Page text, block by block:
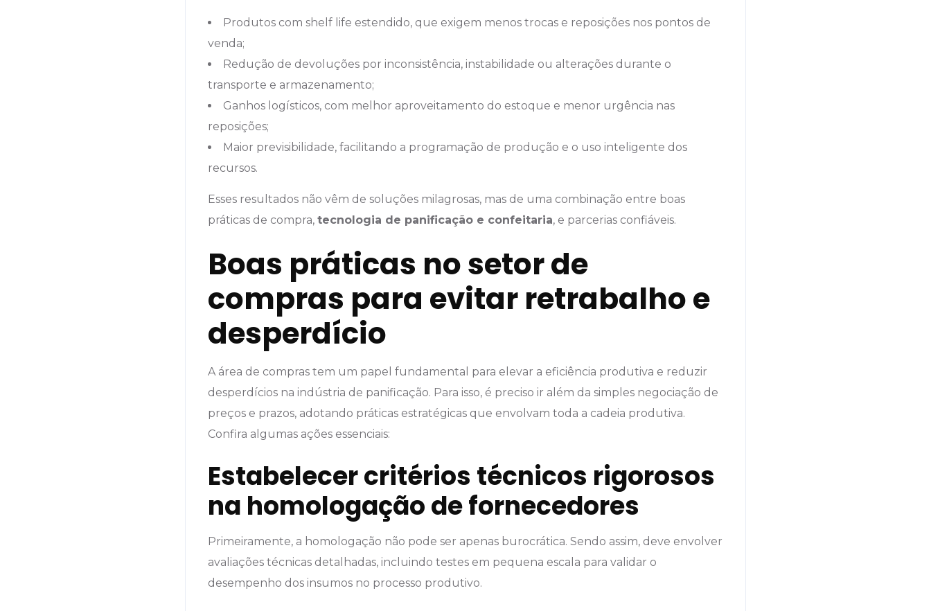
Produtos com shelf life estendido, que exigem menos trocas e reposições nos pontos de
venda;
Redução de devoluções por inconsistência, instabilidade ou alterações durante o
transporte e armazenamento;
Ganhos logísticos, com melhor aproveitamento do estoque e menor urgência nas
reposições;
Maior previsibilidade, facilitando a programação de produção e o uso inteligente dos
recursos.
Esses resultados não vêm de soluções milagrosas, mas de uma combinação entre boas
práticas de compra, tecnologia de panificação e confeitaria, e parcerias confiáveis.
Boas práticas no setor de
compras para evitar retrabalho e
desperdício
A área de compras tem um papel fundamental para elevar a eficiência produtiva e reduzir
desperdícios na indústria de panificação. Para isso, é preciso ir além da simples negociação de
preços e prazos, adotando práticas estratégicas que envolvam toda a cadeia produtiva.
Confira algumas ações essenciais:
Estabelecer critérios técnicos rigorosos
na homologação de fornecedores
Primeiramente, a homologação não pode ser apenas burocrática. Sendo assim, deve envolver
avaliações técnicas detalhadas, incluindo testes em pequena escala para validar o
desempenho dos insumos no processo produtivo.